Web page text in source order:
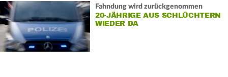
Fahndung wird zurückgenommen
20-JÄHRIGE AUS SCHLÜCHTERN
WIEDER DA